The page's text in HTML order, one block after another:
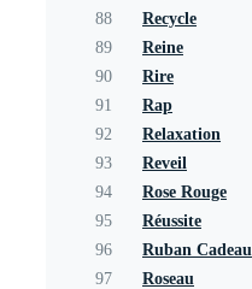
88
Recycle
89
Reine
90
Rire
91
Rap
92
Relaxation
93
Reveil
94
Rose Rouge
95
Réussite
96
Ruban Cadeau
97
Roseau